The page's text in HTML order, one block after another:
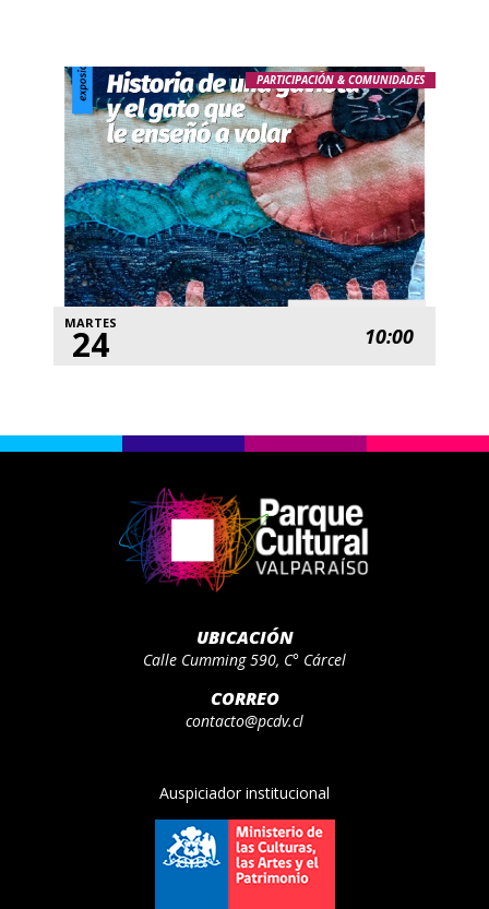
PARTICIPACIÓN & COMUNIDADES
MARTES
24 10:00
UBICACIÓN
Calle Cumming 590, C° Cárcel
CORREO
contacto@pcdv.cl
Auspiciador institucional